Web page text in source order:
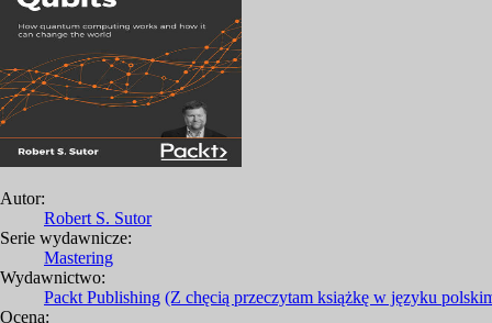
Autor:
Robert S. Sutor
Serie wydawnicze:
Mastering
Wydawnictwo:
Packt Publishing (Z chęcią przeczytam książkę w języku
Ocena: